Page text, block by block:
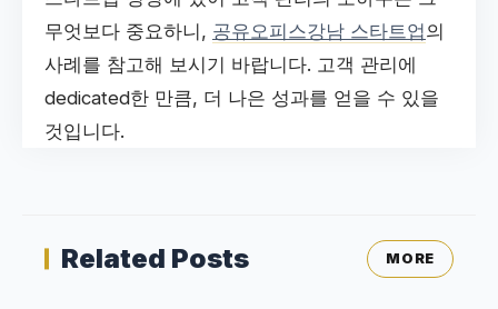
무엇보다 중요하니, 공유오피스강남 스타트업의
사례를 참고해 보시기 바랍니다. 고객 관리에
dedicated한 만큼, 더 나은 성과를 얻을 수 있을
것입니다.
Related Posts MORE